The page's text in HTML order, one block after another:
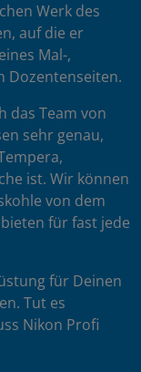
Werk des
auf die er
Mal-,
Dozentenseiten.
das Team von
sehr genau,
ist. Wir können
von dem
für fast jede
für Deinen
Tut es
Nikon Profi